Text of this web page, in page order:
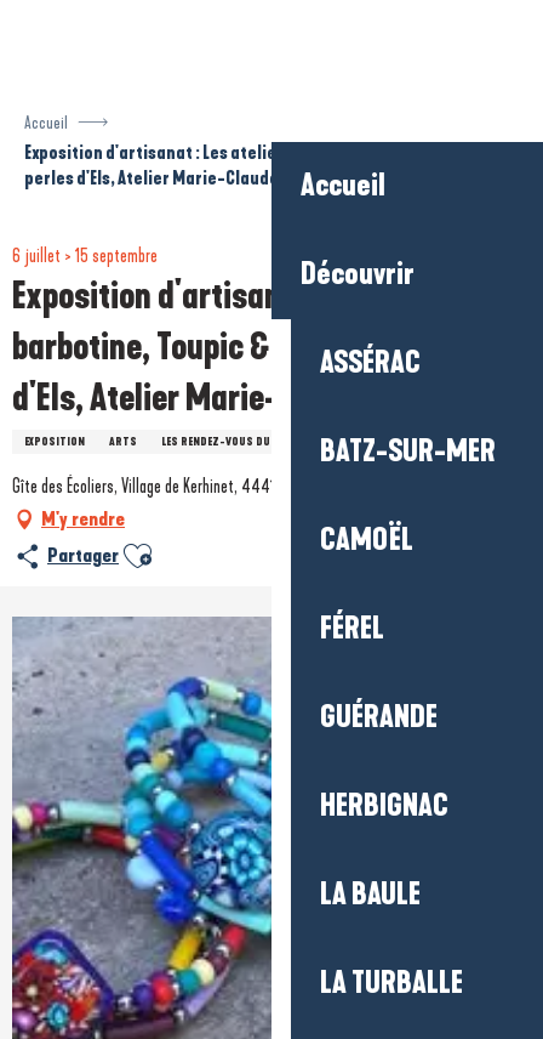
Accueil
Découvrir
ASSÉRAC
BATZ-SUR-MER
CAMOËL
FÉREL
GUÉRANDE
HERBIGNAC
LA BAULE
LA TURBALLE
Accueil
Exposition d'artisanat : Les ateliers barbotine, Toupic & Filéa, les
perles d'Els, Atelier Marie-Claude
6 juillet > 15 septembre
Exposition d'artisanat : Les ateliers
barbotine, Toupic & Filéa, les perles
d'Els, Atelier Marie-Claude
EXPOSITION ARTS LES RENDEZ-VOUS DU PARC
Gîte des Écoliers, Village de Kerhinet, 44410 Saint-Lyphard
M'y rendre
Partager Ajouter aux favoris